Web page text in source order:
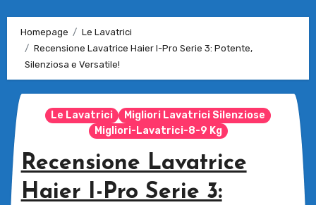
Homepage
Le Lavatrici
Recensione Lavatrice Haier I-Pro Serie 3: Potente,
Silenziosa e Versatile!
Le Lavatrici
Migliori Lavatrici Silenziose
Migliori-Lavatrici-8-9 Kg
Recensione Lavatrice
Haier I-Pro Serie 3: